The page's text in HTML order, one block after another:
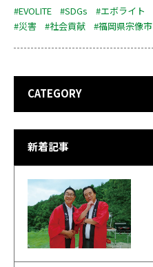
#EVOLITE
#SDGs #エボライト
#災害
#社会貢献 #福岡県宗像市
CATEGORY
新着記事